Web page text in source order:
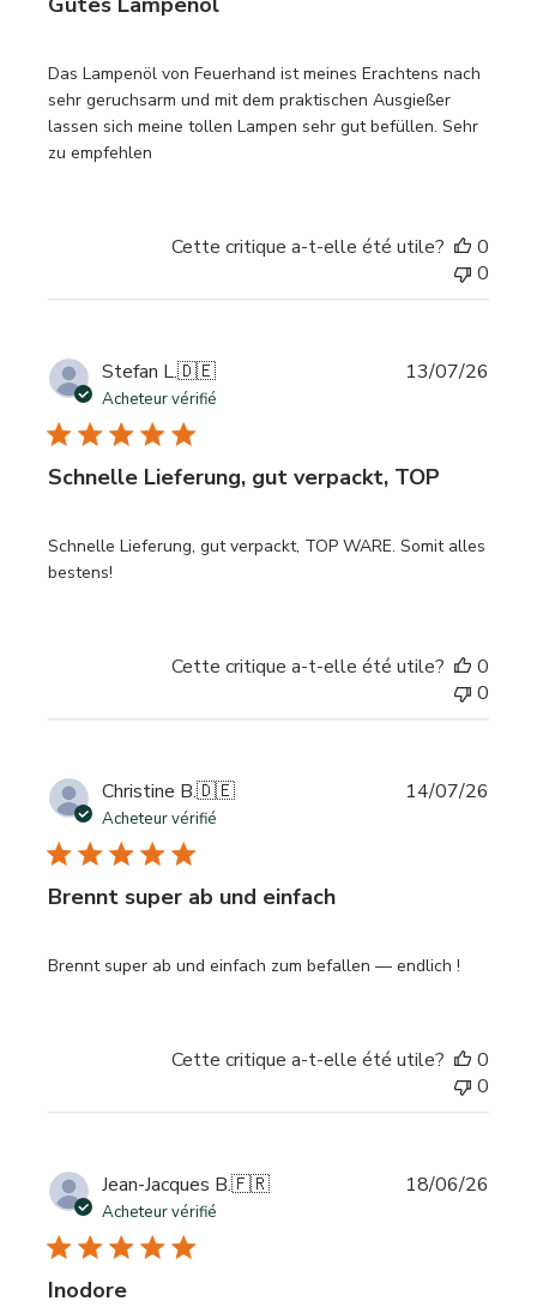
Das Lampenöl von Feuerhand ist meines Erachtens nach
sehr geruchsarm und mit dem praktischen Ausgießer
lassen sich meine tollen Lampen sehr gut befüllen. Sehr
zu empfehlen
Cette critique a-t-elle été utile?
0
0
Stefan L.🇩🇪
Acheteur vérifié
Schnelle Lieferung, gut verpackt, TOP
Schnelle Lieferung, gut verpackt, TOP WARE. Somit alles
bestens!
13/07/26
Cette critique a-t-elle été utile?
0
0
Christine B.🇩🇪
Acheteur vérifié
Brennt super ab und einfach
Brennt super ab und einfach zum befallen — endlich !
14/07/26
Cette critique a-t-elle été utile?
0
0
Jean-Jacques B.🇫🇷
Acheteur vérifié
Inodore
18/06/26